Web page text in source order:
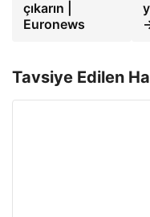
çıkarın |
Euronews
Tavsiye Edilen